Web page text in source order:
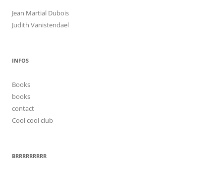
Jean Martial Dubois
Judith Vanistendael
INFOS
Books
books
contact
Cool cool club
BRRRRRRRRR